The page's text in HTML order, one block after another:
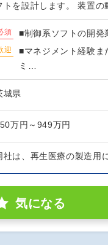
トを設計します。 装置の
須 ■制御系ソフトの開発
迎
■マネジメント経験
ミ…
城県
万円～949万円
社は、再生医療の製造用
気になる